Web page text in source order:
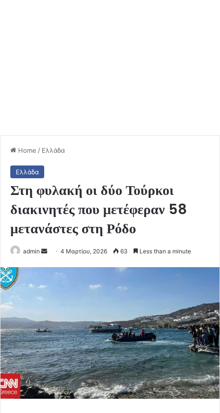
Home / Ελλάδα
Ελλάδα
Στη φυλακή οι δύο Τούρκοι
διακινητές που μετέφεραν 58
μετανάστες στη Ρόδο
admin
Send
email
4 Μαρτίου, 2026 63 Less than a minute